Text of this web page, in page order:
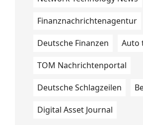
Finanznachrichtenagentur
Deutsche Finanzen Auto
TOM Nachrichtenportal
Deutsche Schlagzeilen
Digital Asset Journal